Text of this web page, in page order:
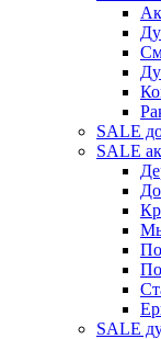
SALE
SALE
SALE